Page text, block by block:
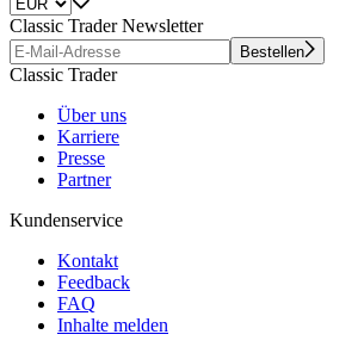
Classic Trader Newsletter
Bestellen
Classic Trader
Über uns
Karriere
Presse
Partner
Kundenservice
Kontakt
Feedback
FAQ
Inhalte melden